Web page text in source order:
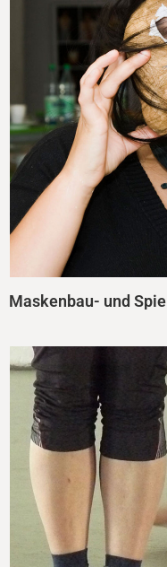
Maskenbau- und Spiel